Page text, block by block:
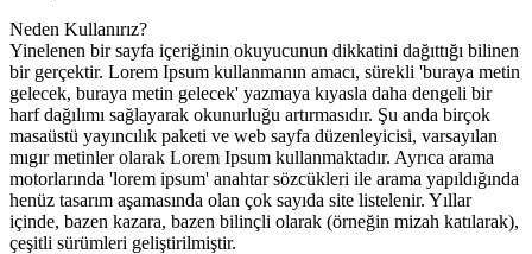
Neden Kullanırız?
Yinelenen bir sayfa içeriğinin okuyucunun dikkatini dağıttığı bilinen
bir gerçektir. Lorem Ipsum kullanmanın amacı, sürekli 'buraya metin
gelecek, buraya metin gelecek' yazmaya kıyasla daha dengeli bir
harf dağılımı sağlayarak okunurluğu artırmasıdır. Şu anda birçok
masaüstü yayıncılık paketi ve web sayfa düzenleyicisi, varsayılan
mıgır metinler olarak Lorem Ipsum kullanmaktadır. Ayrıca arama
motorlarında 'lorem ipsum' anahtar sözcükleri ile arama yapıldığında
henüz tasarım aşamasında olan çok sayıda site listelenir. Yıllar
içinde, bazen kazara, bazen bilinçli olarak (örneğin mizah katılarak),
çeşitli sürümleri geliştirilmiştir.